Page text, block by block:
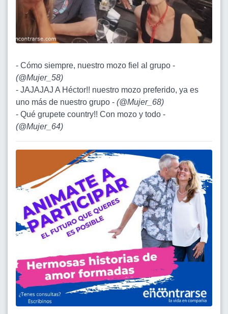
- Cómo siempre, nuestro mozo fiel al grupo -
(@Mujer_58)
- JAJAJAJ A Héctor!! nuestro mozo preferido, ya es
uno más de nuestro grupo - (@Mujer_68)
- Qué grupete country!! Con mozo y todo -
(@Mujer_64)